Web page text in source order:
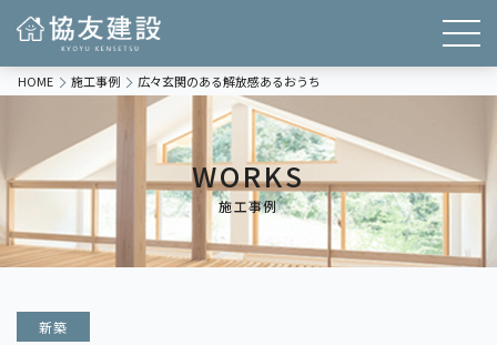
WORKS
施工事例
HOME 施工事例 広々玄関のある解放感あるおうち
新築